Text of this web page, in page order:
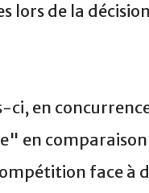
lors de la
ci, en
en comparaison
face à